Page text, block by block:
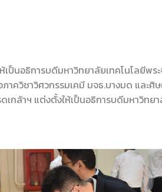
ป็นอธิการบดีมหาวิทยาลัยเทคโนโลยีพร
ควิชาวิศวกรรมเคมี มจธ.บางมด และศิษ
กล้าฯ แต่งตั้งให้เป็นอธิการบดีมหาวิทย